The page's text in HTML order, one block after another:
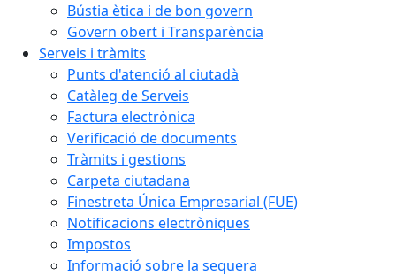
Bústia ètica i de bon govern
Govern obert i Transparència
Serveis i tràmits
Punts d'atenció al ciutadà
Catàleg de Serveis
Factura electrònica
Verificació de documents
Tràmits i gestions
Carpeta ciutadana
Finestreta Única Empresarial (FUE)
Notificacions electròniques
Impostos
Informació sobre la sequera